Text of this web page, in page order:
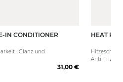
IN CONDITIONER
· Glanz und
31,00 €
80 ml HEAT
Hitzeschutz
Anti-Frizz